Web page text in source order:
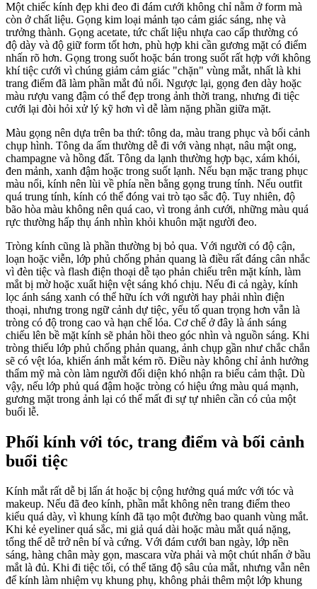
Một chiếc kính đẹp khi đeo đi đám cưới không chỉ nằm ở form mà
còn ở chất liệu. Gọng kim loại mảnh tạo cảm giác sáng, nhẹ và
trưởng thành. Gọng acetate, tức chất liệu nhựa cao cấp thường có
độ dày và độ giữ form tốt hơn, phù hợp khi cần gương mặt có điểm
nhấn rõ hơn. Gọng trong suốt hoặc bán trong suốt rất hợp với không
khí tiệc cưới vì chúng giảm cảm giác "chặn" vùng mắt, nhất là khi
trang điểm đã làm phần mắt đủ nổi. Ngược lại, gọng đen dày hoặc
màu rượu vang đậm có thể đẹp trong ảnh thời trang, nhưng đi tiệc
cưới lại đòi hỏi xử lý kỹ hơn vì dễ làm nặng phần giữa mặt.
Màu gọng nên dựa trên ba thứ: tông da, màu trang phục và bối cảnh
chụp hình. Tông da ấm thường dễ đi với vàng nhạt, nâu mật ong,
champagne và hồng đất. Tông da lạnh thường hợp bạc, xám khói,
đen mảnh, xanh đậm hoặc trong suốt lạnh. Nếu bạn mặc trang phục
màu nổi, kính nên lùi về phía nền bằng gọng trung tính. Nếu outfit
quá trung tính, kính có thể đóng vai trò tạo sắc độ. Tuy nhiên, độ
bão hòa màu không nên quá cao, vì trong ảnh cưới, những màu quá
rực thường hấp thụ ánh nhìn khỏi khuôn mặt người đeo.
Tròng kính cũng là phần thường bị bỏ qua. Với người có độ cận,
loạn hoặc viễn, lớp phủ chống phản quang là điều rất đáng cân nhắc
vì đèn tiệc và flash điện thoại dễ tạo phản chiếu trên mặt kính, làm
mắt bị mờ hoặc xuất hiện vệt sáng khó chịu. Nếu đi cả ngày, kính
lọc ánh sáng xanh có thể hữu ích với người hay phải nhìn điện
thoại, nhưng trong ngữ cảnh dự tiệc, yếu tố quan trọng hơn vẫn là
tròng có độ trong cao và hạn chế lóa. Cơ chế ở đây là ánh sáng
chiếu lên bề mặt kính sẽ phản hồi theo góc nhìn và nguồn sáng. Khi
tròng thiếu lớp phủ chống phản quang, ảnh chụp gần như chắc chắn
sẽ có vệt lóa, khiến ánh mắt kém rõ. Điều này không chỉ ảnh hưởng
thẩm mỹ mà còn làm người đối diện khó nhận ra biểu cảm thật. Dù
vậy, nếu lớp phủ quá đậm hoặc tròng có hiệu ứng màu quá mạnh,
gương mặt trong ảnh lại có thể mất đi sự tự nhiên cần có của một
buổi lễ.
Phối kính với tóc, trang điểm và bối cảnh
buổi tiệc
Kính mắt rất dễ bị lấn át hoặc bị cộng hưởng quá mức với tóc và
makeup. Nếu đã đeo kính, phần mắt không nên trang điểm theo
kiểu quá dày, vì khung kính đã tạo một đường bao quanh vùng mắt.
Khi kẻ eyeliner quá sắc, mi giả quá dài hoặc màu mắt quá nặng,
tổng thể dễ trở nên bí và cứng. Với đám cưới ban ngày, lớp nền
sáng, hàng chân mày gọn, mascara vừa phải và một chút nhấn ở bầu
mắt là đủ. Khi đi tiệc tối, có thể tăng độ sâu của mắt, nhưng vẫn nên
để kính làm nhiệm vụ khung phụ, không phải thêm một lớp khung